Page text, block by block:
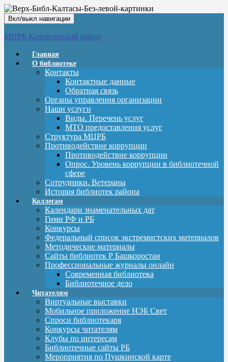
Вкл/выкл навигации
МЦРБ Калтасинский район
Главная
О библиотеке
Контакты
Контактные данные
Обратная связь
Органы управления организации
Наши услуги
Виды. Перечень услуг
МТО предоставления услуг
Структура МЦРБ
Противодействие коррупции
Противодействие коррупции
Опрос. Уровень коррупции в библиотечной
сфере
Сотрудники. Ветераны
История библиотек района
Коллегам
Календари знаменательных дат
Гимн РФ и РБ
Конкурсы
Федеральный список экстремистских материалов
Методические материалы
Сайты библиотек Р Башкоростан
Профессиональные журналы онлайн
Современная библиотека
Библиотечное дело
Читателям
Виртуальные выставки
Мобильное приложение НЭБ Свет
Спроси библиотекаря
Конкурсы читателям
Клубы по интересам
Библиотечные сайты РБ
Мероприятия по Пушкинской карте